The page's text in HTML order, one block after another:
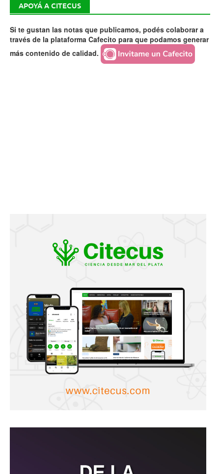
APOYÁ A CITECUS
Si te gustan las notas que publicamos, podés colaborar a
través de la plataforma Cafecito para que podamos generar
más contenido de calidad.